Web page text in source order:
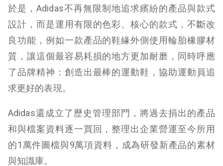
於是，Adidas不再無限制地追求繽紛的產品與款式
設計，而是運用有限的色彩、核心的款式，不斷改
良功能，例如一款產品的鞋緣外側使用輪胎橡膠材
質，讓這個最容易耗損的地方更加耐磨，同時呼應
了品牌精神：創造出最棒的運動鞋，協助運動員追
求更好的表現。
Adidas還成立了歷史管理部門，將過去捐出的產品
和與檔案資料逐一買回，整理出企業營運至今所用
的1萬件圖檔與9萬項資料，成為研發新產品的素材
與知識庫。